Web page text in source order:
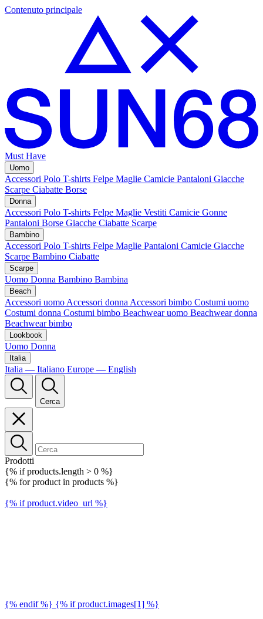
Contenuto principale
Must Have
Uomo
Accessori Polo T-shirts Felpe Maglie Camicie Pantaloni Giacche
Scarpe Ciabatte Borse
Donna
Accessori Polo T-shirts Felpe Maglie Vestiti Camicie Gonne
Pantaloni Borse Giacche Ciabatte Scarpe
Bambino
Accessori Polo T-shirts Felpe Maglie Pantaloni Camicie Giacche
Scarpe Bambino Ciabatte
Scarpe
Uomo Donna Bambino Bambina
Beach
Accessori uomo Accessori donna Accessori bimbo Costumi uomo
Costumi donna Costumi bimbo Beachwear uomo Beachwear donna
Beachwear bimbo
Lookbook
Uomo Donna
Italia
Italia — Italiano Europe — English
Cerca
Prodotti
{% if products.length > 0 %}
{% for product in products %}
{% if product.video_url %}
{% endif %} {% if product.images[1] %}